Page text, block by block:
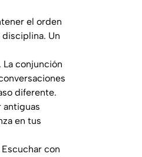
el orden
Un
conjunción
diferente.
antiguas
en tus
con